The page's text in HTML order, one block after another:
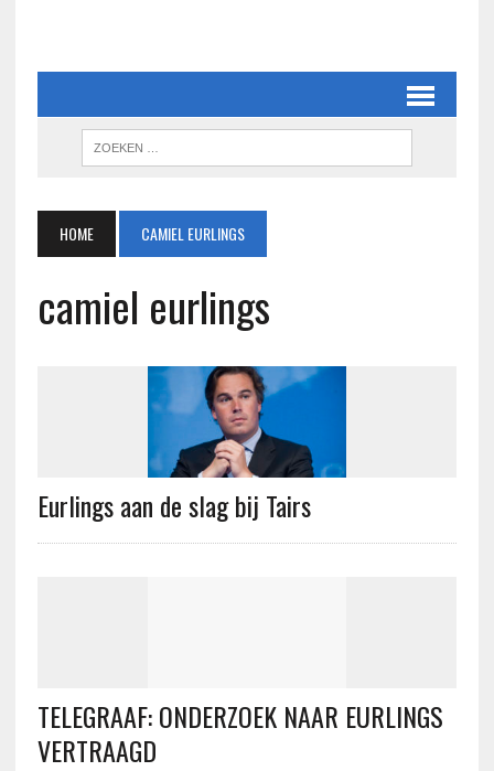
HOME CAMIEL EURLINGS
camiel eurlings
Eurlings aan de slag bij Tairs
TELEGRAAF: ONDERZOEK NAAR EURLINGS
VERTRAAGD